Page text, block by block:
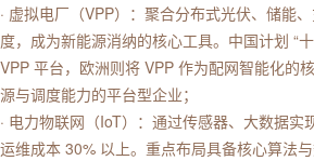
· 虚拟电厂（VPP）：聚合分布式光伏、储能
度，成为新能源消纳的核心工具。中国计划 “
VPP 平台，欧洲则将 VPP 作为配网智能化的
源与调度能力的平台型企业；
· 电力物联网（IoT）：通过传感器、大数据实
运维成本 30% 以上。重点布局具备核心算法